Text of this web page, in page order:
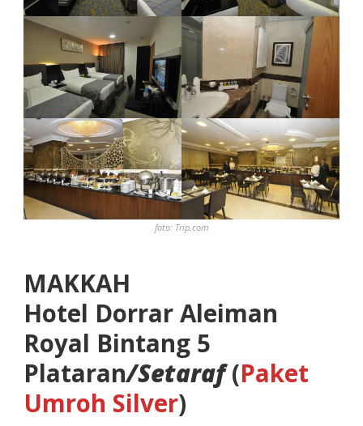
foto: Trip.com
MAKKAH
Hotel Dorrar Aleiman
Royal Bintang 5
Plataran/Setaraf (Paket
Umroh Silver)